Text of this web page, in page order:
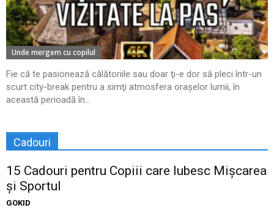
Unde mergem cu copilul
Fie că te pasionează călătoriile sau doar ţi-e dor să pleci într-un
scurt city-break pentru a simţi atmosfera oraşelor lumii, în
această perioadă în...
Cadouri
15 Cadouri pentru Copiii care Iubesc Mișcarea
și Sportul
GOKID